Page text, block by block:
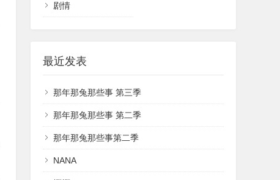
剧情
最近发表
那年那兔那些事 第三季
那年那兔那些事 第二季
那年那兔那些事第二季
NANA